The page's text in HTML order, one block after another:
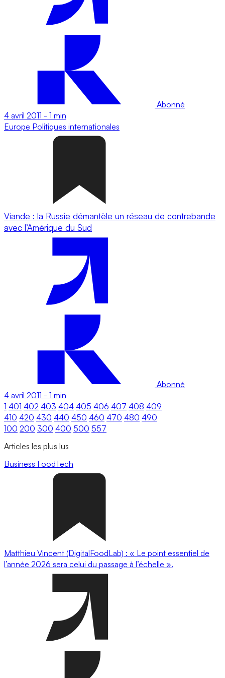
Abonné
4 avril 2011 - 1 min
Europe Politiques internationales
Viande : la Russie démantèle un réseau de contrebande
avec l’Amérique du Sud
Abonné
4 avril 2011 - 1 min
1 401 402 403 404 405 406 407 408 409
410 420 430 440 450 460 470 480 490
100 200 300 400 500 557
Articles les plus lus
Business FoodTech
Matthieu Vincent (DigitalFoodLab) : « Le point essentiel de
l’année 2026 sera celui du passage à l’échelle ».